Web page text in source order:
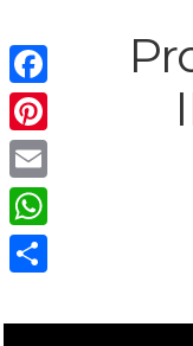
Facebook
Pinterest
Email
WhatsApp